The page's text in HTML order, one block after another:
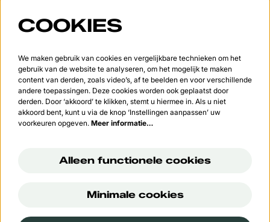
Meld je aan voor de nieuwsbrief
Aanmelden
Data Processing Addendum van Google.
© Cultuurcentrum 't Vondel
COOKIES
We maken gebruik van cookies en vergelijkbare technieken om het
gebruik van de website te analyseren, om het mogelijk te maken
content van derden, zoals video’s, af te beelden en voor verschillende
andere toepassingen. Deze cookies worden ook geplaatst door
derden. Door ‘akkoord’ te klikken, stemt u hiermee in. Als u niet
akkoord bent, kunt u via de knop ‘Instellingen aanpassen’ uw
voorkeuren opgeven. Meer informatie…
Alleen functionele cookies
Minimale cookies